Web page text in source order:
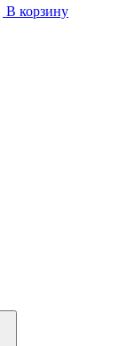
В корзину